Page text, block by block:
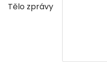
Tělo zprávy